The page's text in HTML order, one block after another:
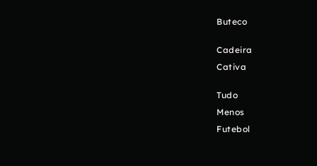
Buteco
Cadeira
Cativa
Tudo
Menos
Futebol